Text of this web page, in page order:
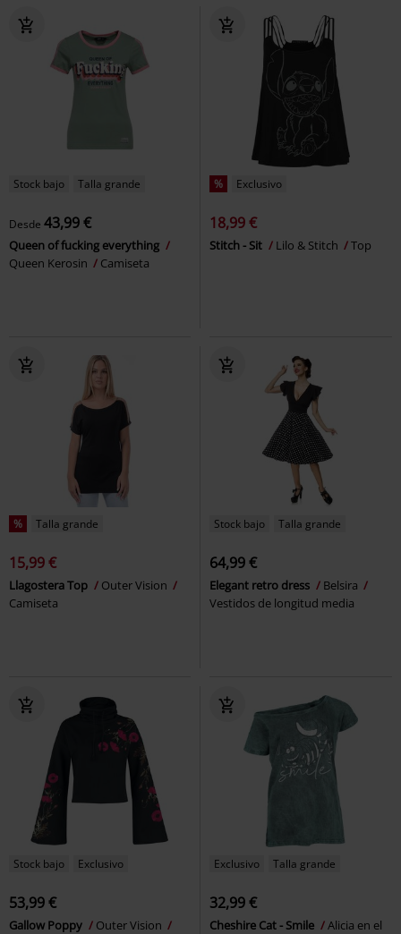
Stock bajo Talla grande
Desde 43,99 €
Queen of fucking everything
Queen Kerosin
Camiseta
% Exclusivo
18,99 €
Stitch - Sit Lilo & Stitch Top
% Talla grande
15,99 €
Llagostera Top
Outer Vision
Camiseta
Stock bajo Talla grande
64,99 €
Elegant retro dress
Belsira
Vestidos de longitud media
Stock bajo Exclusivo
53,99 €
Gallow Poppy
Outer Vision
Exclusivo Talla grande
32,99 €
Cheshire Cat - Smile
Alicia en el